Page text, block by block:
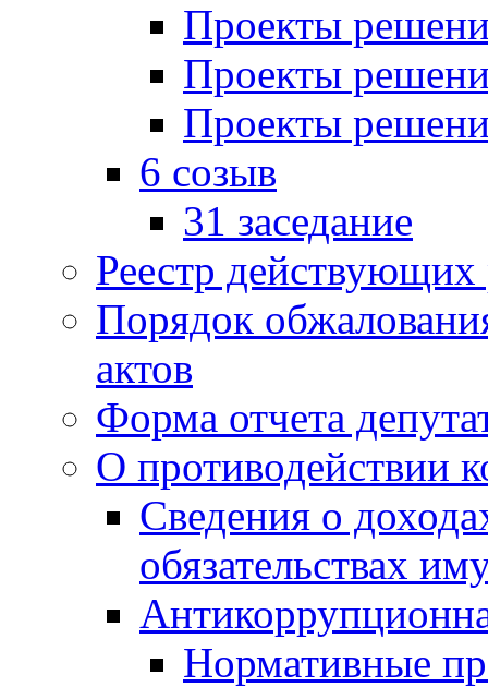
Проекты
Проекты
Проекты
6 созыв
31 заседание
Реестр
Порядок
актов
Форма отчета
О противодействии
Сведения о
обязательствах
Нормативные